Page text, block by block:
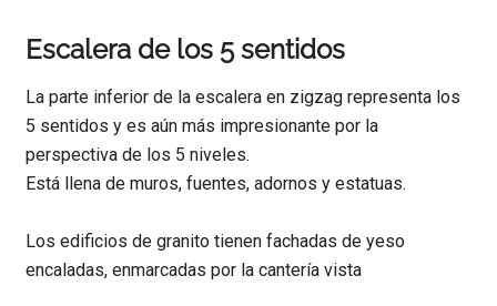
Escalera de los 5 sentidos
La parte inferior de la escalera en zigzag representa los
5 sentidos y es aún más impresionante por la
perspectiva de los 5 niveles.
Está llena de muros, fuentes, adornos y estatuas.
Los edificios de granito tienen fachadas de yeso
encaladas, enmarcadas por la cantería vista